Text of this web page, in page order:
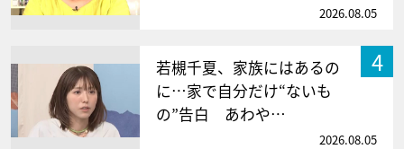
2026.08.05
4
若槻千夏、家族にはあるの
に…家で自分だけ“ないも
の”告白 あわや…
2026.08.05